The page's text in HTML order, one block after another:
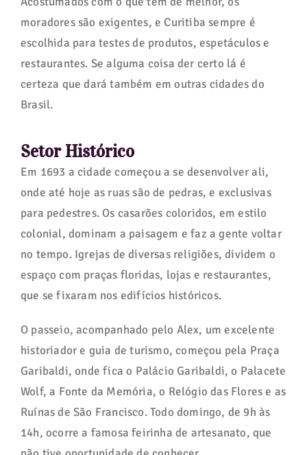
moradores são exigentes, e Curitiba sempre é
escolhida para testes de produtos, espetáculos e
restaurantes. Se alguma coisa der certo lá é
certeza que dará também em outras cidades do
Brasil.
Setor Histórico
Em 1693 a cidade começou a se desenvolver ali,
onde até hoje as ruas são de pedras, e exclusivas
para pedestres. Os casarões coloridos, em estilo
colonial, dominam a paisagem e faz a gente voltar
no tempo. Igrejas de diversas religiões, dividem o
espaço com praças floridas, lojas e restaurantes,
que se fixaram nos edifícios históricos.
O passeio, acompanhado pelo Alex, um excelente
historiador e guia de turismo, começou pela Praça
Garibaldi, onde fica o Palácio Garibaldi, o Palacete
Wolf, a Fonte da Memória, o Relógio das Flores e as
Ruínas de São Francisco. Todo domingo, de 9h às
14h, ocorre a famosa feirinha de artesanato, que